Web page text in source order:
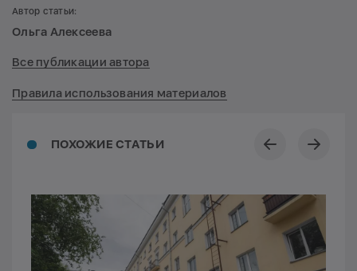
ПОХОЖИЕ СТАТЬИ
Автор статьи:
Ольга Алексеева
Все публикации автора
Правила использования материалов